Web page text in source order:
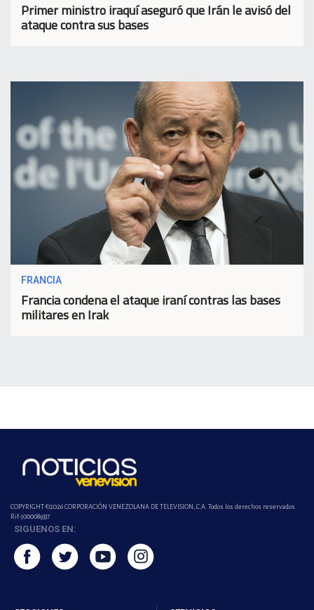
Primer ministro iraquí aseguró que Irán le avisó del
ataque contra sus bases
FRANCIA
Francia condena el ataque iraní contras las bases
militares en Irak
COPYRIGHT ©2026 CORPORACIÓN VENEZOLANA DE TELEVISION, C.A. Todos los derechos reservados.
Rif-j000089337
SIGUENOS EN: